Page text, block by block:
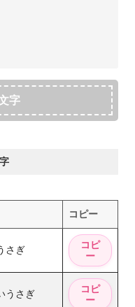
字
コピー
さぎ
うさぎ